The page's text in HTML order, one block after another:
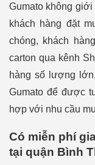
Gumato không
khách hàng đặt
chóng, khách
carton qua kênh
hàng số lượng
Gumato để được
hợp với nhu cầu
Có miễn phí
tại quận Bình